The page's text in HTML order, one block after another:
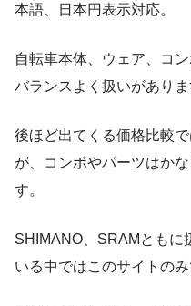
本語、日本円表示対応。
自転車本体、ウェア、コ
バランスよく扱いがありま
後ほど出てくる価格比較
が、コンポやパーツはか
す。
SHIMANO、SRAMともに
いる中ではこのサイトのみ